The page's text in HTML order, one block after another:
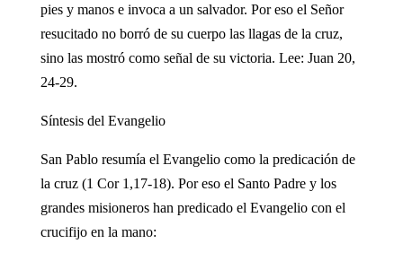
pies y manos e invoca a un salvador. Por eso el Señor
resucitado no borró de su cuerpo las llagas de la cruz,
sino las mostró como señal de su victoria. Lee: Juan 20,
24-29.
Síntesis del Evangelio
San Pablo resumía el Evangelio como la predicación de
la cruz (1 Cor 1,17-18). Por eso el Santo Padre y los
grandes misioneros han predicado el Evangelio con el
crucifijo en la mano: